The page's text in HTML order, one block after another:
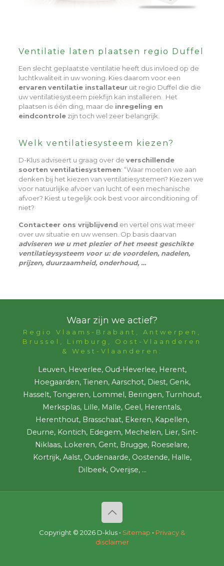
Ventilatie laten plaatsen regio Duffel
Een slecht geplaatste ventilatie heeft dus invloed op de
luchtkwaliteit in uw woning. Kies daarom voor een
ervaren ventilatie installateuruit regio Duffel die die
uw ventilatiesysteem piekfijn kan installeren. Het
plaatsen is één ding, maar de inregeling en
eindcontrolezijn toch wel zeer belangrijk.
Welk ventilatiesysteem kiezen?
D-Klus adviseert u graag over de verschillende
soorten ventilatiesystemen: “Waar moeten we aan
denken bij het kiezen van ventilatiesystemen? Kiezen we
voor natuurlijke afvoer van lucht of een mechanische
afvoer? Kiest u tegelijk ook best voor airconditioning of
niet?
Contacteer ons vrijblijvend en vertel ons wat meer
over uw situatie en uw wensen. Op basis daarvan
adviseren we u met plezier of het meest geschikte
ventilatieysysteem voor u: de voordelen, nadelen,
prijzen, duurzaamheid, onderhoud, …
Waar zijn we actief?
Regio Vlaams-Brabant, Antwerpen,
Brussel, Limburg, Oost-Vlaanderen
& West-Vlaanderen:
Leuven, Heverlee, Oud-Heverlee, Herent,
Hoegaarden, Tienen, Aarschot, Diest, Genk,
Hasselt, Tongeren, Lommel, Beringen, Turnhout,
Merksplas, Lille, Malle, Geel, Herentals,
Herenthout, Brasschaat, Ekeren, Kapellen,
Deurne, Kontich, Edegem, Mechelen, Lier, Sint-
Niklaas, Lokeren, Gent, Brugge, Roeselare,
Kortrijk, Aalst, Oudenaarde, Oostende, Halle,
Dilbeek, Overijse, ...
Copyright © 2026 D-klus • Sitemap • Privacy &
disclaimer